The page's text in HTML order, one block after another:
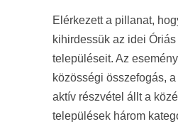
Elérkezett a pillanat,
kihirdessük az idei
településeit. Az
közösségi összefogás,
aktív részvétel állt a
települések három